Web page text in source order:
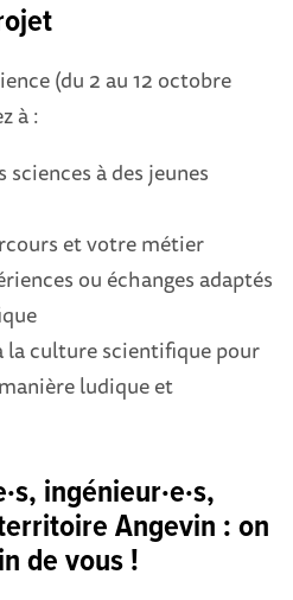
(du 2 au 12 octobre
à :
à des jeunes
et votre métier
ou échanges adaptés
la culture scientifique pour
ludique et
ingénieur·e·s,
Angevin : on
de vous !